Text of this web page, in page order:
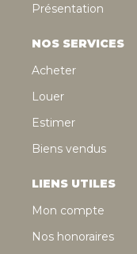
Présentation
NOS SERVICES
Acheter
Louer
Estimer
Biens vendus
LIENS UTILES
Mon compte
Nos honoraires